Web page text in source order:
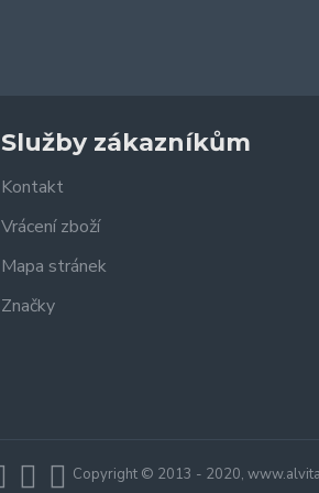
Služby zákazníkům
Kontakt
Vrácení zboží
Mapa stránek
Značky
Copyright © 2013 - 2020,